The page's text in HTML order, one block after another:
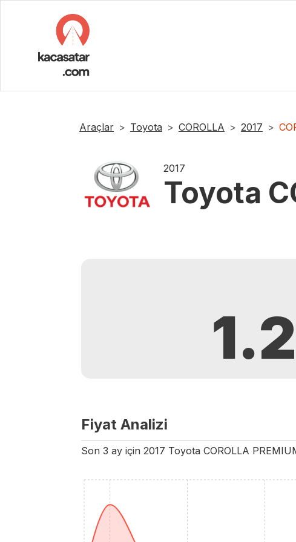
Araçlar Toyota COROLLA 2017
2017
Toyota
Fiyat Analizi
Son 3 ay için 2017 Toyota COROLLA